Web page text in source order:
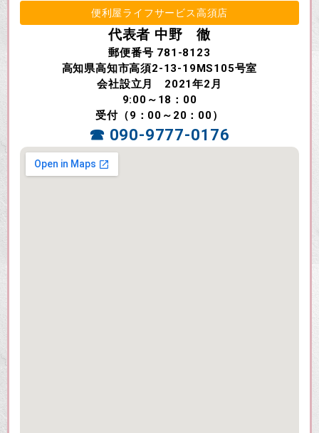
便利屋ライフサービス高須店
代表者 中野 徹
郵便番号 781-8123
高知県高知市高須2-13-19MS105号室
会社設立月 2021年2月
9:00～18：00
受付（9：00～20：00）
☎ 090-9777-0176